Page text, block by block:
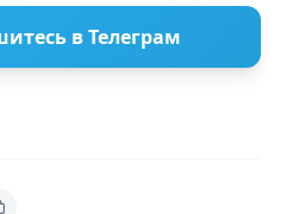
в Телеграм